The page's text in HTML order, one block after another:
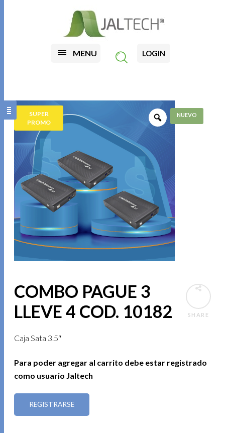
MENU LOGIN
SUPER
PROMO
SHARE
COMBO PAGUE 3
LLEVE 4 COD. 10182
Caja Sata 3.5″
Para poder agregar al carrito debe estar registrado
como usuario Jaltech
REGISTRARSE